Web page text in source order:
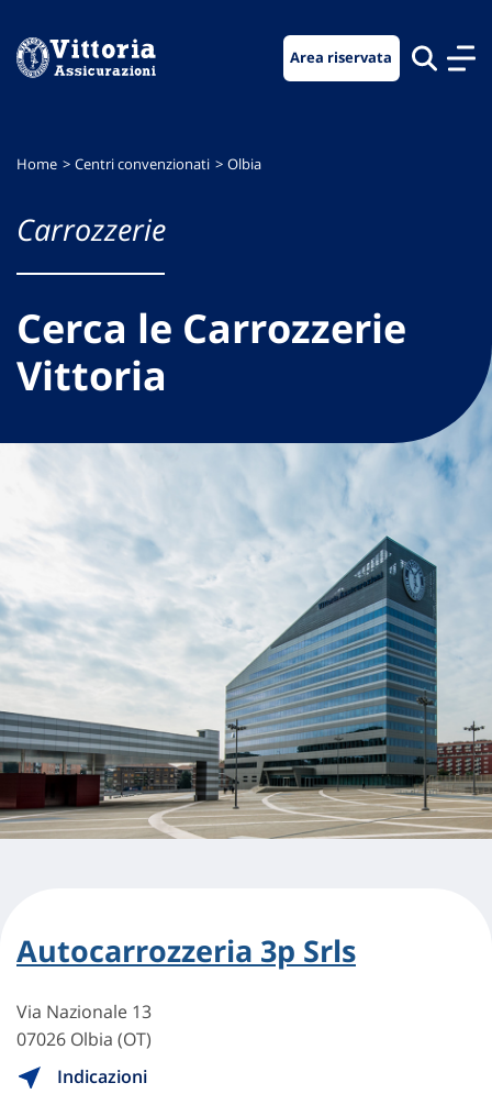
menu
contenuto
footer
Area riservata
Home Centri convenzionati Olbia
Carrozzerie
Cerca le Carrozzerie
Vittoria
Autocarrozzeria 3p Srls
Via Nazionale 13
07026 Olbia (OT)
Indicazioni